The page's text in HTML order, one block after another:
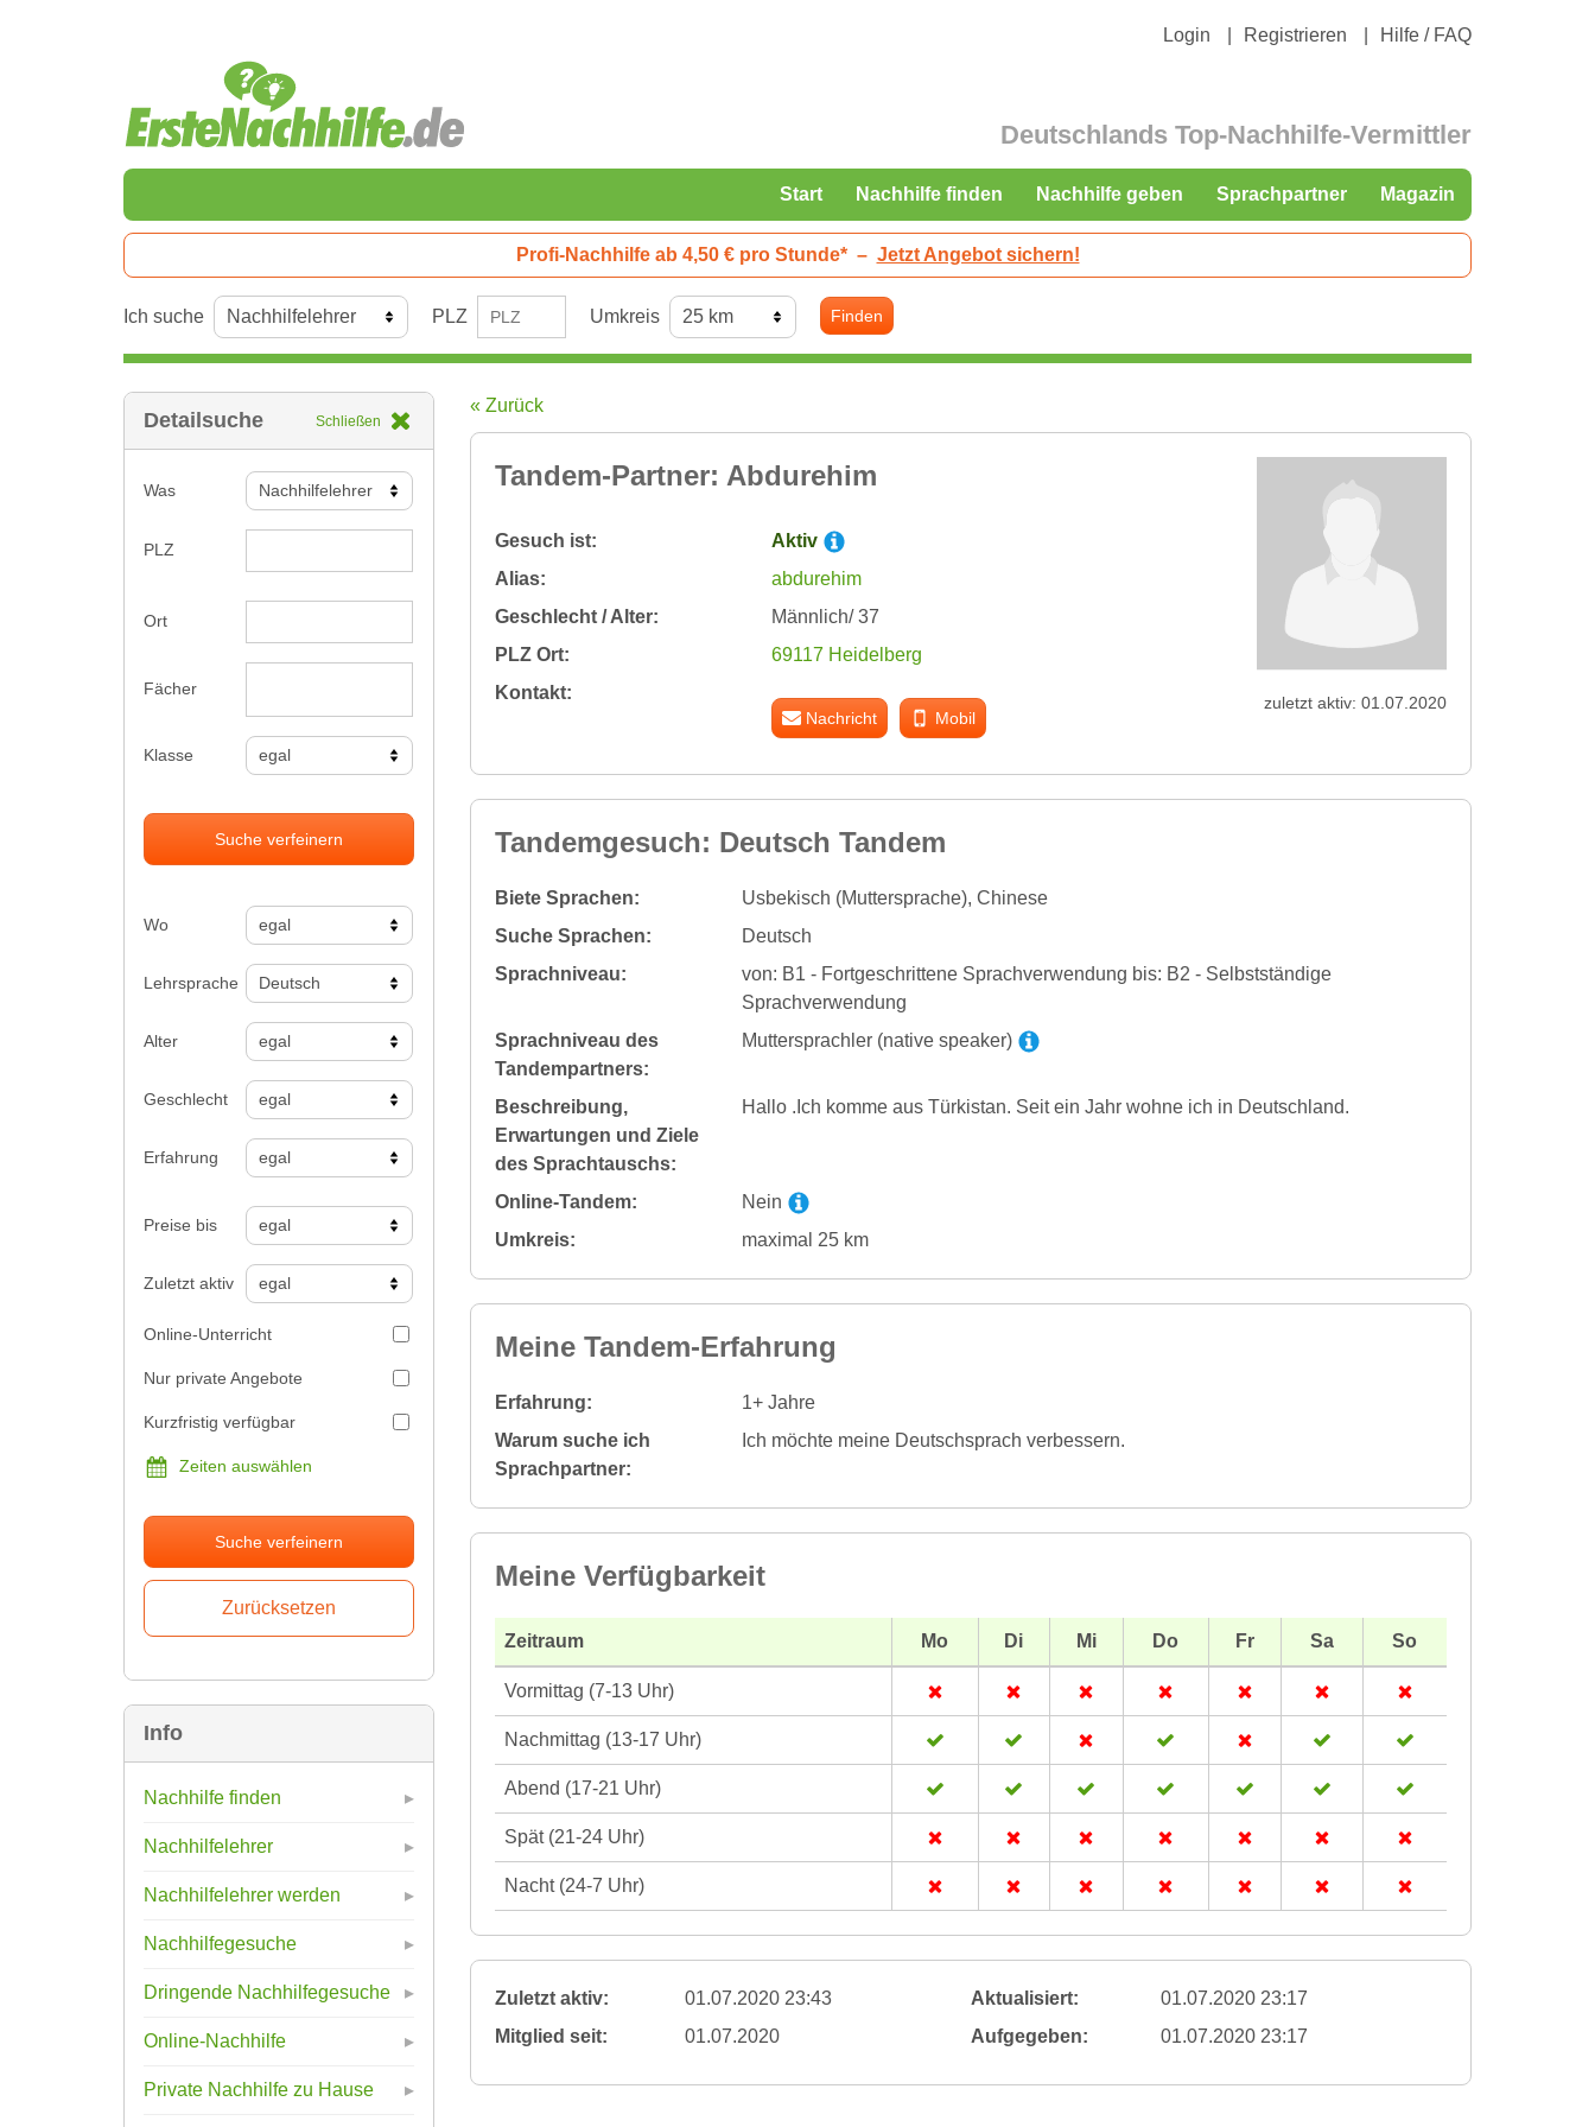
Login Registrieren Hilfe / FAQ
Deutschlands Top-Nachhilfe-Vermittler
Start Nachhilfe finden Nachhilfe geben Sprachpartner Magazin
Profi-Nachhilfe ab 4,50 € pro Stunde* – Jetzt Angebot sichern!
Ich suche PLZ Umkreis Finden
Detailsuche Schließen
Was
PLZ
Ort
Fächer
Klasse
Suche verfeinern
Wo
Lehrsprache
Alter
Geschlecht
Erfahrung
Preise bis
Zuletzt aktiv
Online-Unterricht
Nur private Angebote
Kurzfristig verfügbar
Zeiten auswählen
Suche verfeinern
Info
Nachhilfe finden
Nachhilfelehrer
Nachhilfelehrer werden
Nachhilfegesuche
Dringende Nachhilfegesuche
Online-Nachhilfe
Private Nachhilfe zu Hause
« Zurück
Tandem-Partner: Abdurehim
Gesuch ist:
Aktiv
Alias:
abdurehim
Geschlecht / Alter:
Männlich/ 37
PLZ Ort:
69117 Heidelberg
Kontakt:
Nachricht Mobil
zuletzt aktiv: 01.07.2020
Tandemgesuch: Deutsch Tandem
Biete Sprachen:
Usbekisch (Muttersprache), Chinese
Suche Sprachen:
Deutsch
Sprachniveau:
von: B1 - Fortgeschrittene Sprachverwendung bis: B2 - Selbstständige
Sprachverwendung
Sprachniveau des
Tandempartners:
Muttersprachler (native speaker)
Beschreibung,
Erwartungen und Ziele
des Sprachtauschs:
Hallo .Ich komme aus Türkistan. Seit ein Jahr wohne ich in Deutschland.
Online-Tandem:
Nein
Umkreis:
maximal 25 km
Meine Tandem-Erfahrung
Erfahrung:
1+ Jahre
Warum suche ich
Sprachpartner:
Ich möchte meine Deutschsprach verbessern.
Meine Verfügbarkeit
Zeitraum Mo Di Mi Do Fr Sa So
Vormittag (7-13 Uhr)
Nachmittag (13-17 Uhr)
Abend (17-21 Uhr)
Spät (21-24 Uhr)
Nacht (24-7 Uhr)
Zuletzt aktiv: 01.07.2020 23:43 Aktualisiert:
01.07.2020 23:17
Mitglied seit:
01.07.2020 Aufgegeben: 01.07.2020 23:17